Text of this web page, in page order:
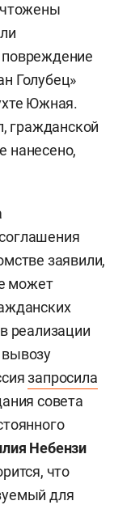
Голубец»
Южная.
гражданской
нанесено,
заявили,
может
реализации
запросила
совета
Небензи
что
для